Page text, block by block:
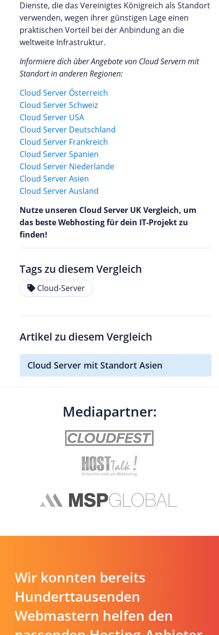
Dienste, die das Vereinigtes Königreich als Standort
verwenden, wegen ihrer günstigen Lage einen
praktischen Vorteil bei der Anbindung an die
weltweite Infrastruktur.
Informiere dich über Angebote von Cloud Servern mit
Standort in anderen Regionen:
Cloud Server Österreich
Cloud Server Schweiz
Cloud Server USA
Cloud Server Deutschland
Cloud Server Frankreich
Cloud Server Spanien
Cloud Server Niederlande
Cloud Server Asien
Cloud Server Ausland
Nutze unseren Cloud Server UK Vergleich, um
das beste Webhosting für dein IT-Projekt zu
finden!
Tags zu diesem Vergleich
Cloud-Server
Artikel zu diesem Vergleich
Cloud Server mit Standort Asien
Mediapartner:
Wir konnten bereits
Hunderttausenden
Webmastern helfen den